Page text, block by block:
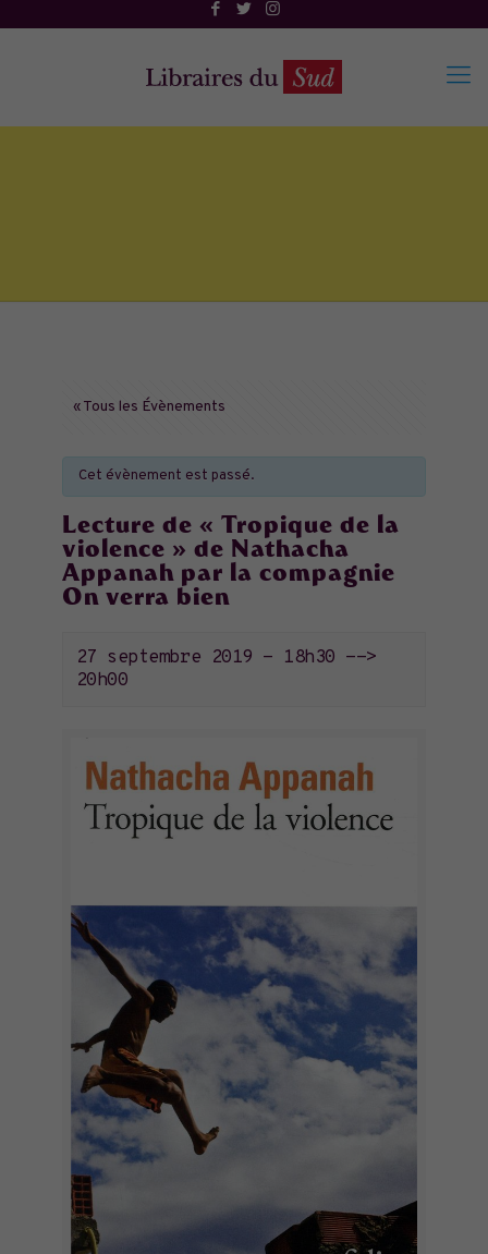
« Tous les Évènements
Cet évènement est passé.
Lecture de « Tropique de la
violence » de Nathacha
Appanah par la compagnie
On verra bien
27 septembre 2019 - 18h30 -->
20h00